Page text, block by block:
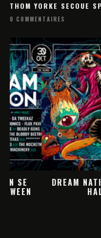
THOM YORKE SECOUE
0 COMMENTAIRES
DREAM NATION